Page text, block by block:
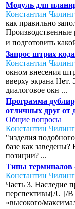
Модуль для
Константин
как правильно
и подготовить
Запрос штрих
Константин
окном внесения
вверху экрана
диалоговое окн ...
Программа
отличных друг от
Общие вопросы
Константин
"изделия
базе как
позиции? ...
Типы терминалов
Константин
Часть 3. Наследие
перспективы[/U [/B
«высокого/